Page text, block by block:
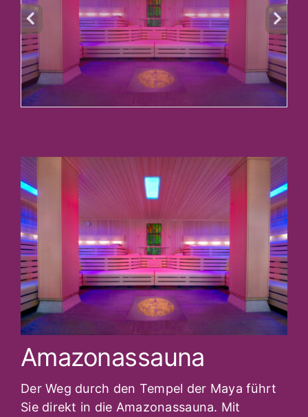
Amazonassauna
Der Weg durch den Tempel der Maya führt
Sie direkt in die Amazonassauna. Mit